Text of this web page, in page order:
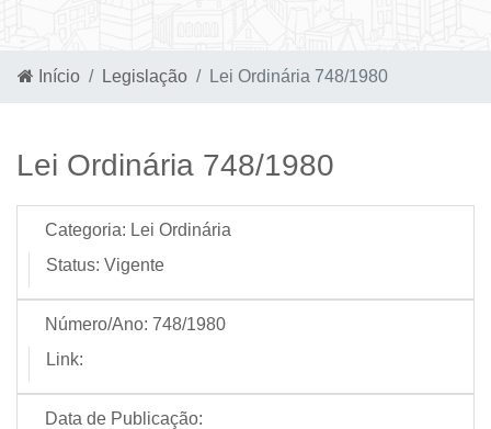
Início Legislação Lei Ordinária 748/1980
Lei Ordinária 748/1980
Categoria: Lei Ordinária
Status: Vigente
Número/Ano: 748/1980
Link:
Data de Publicação: